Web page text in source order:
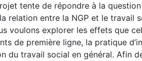
tente de répondre à la
relation entre la NGP et le travail
voulons explorer les effets que
de première ligne, la pratique
du travail social en général. Afin